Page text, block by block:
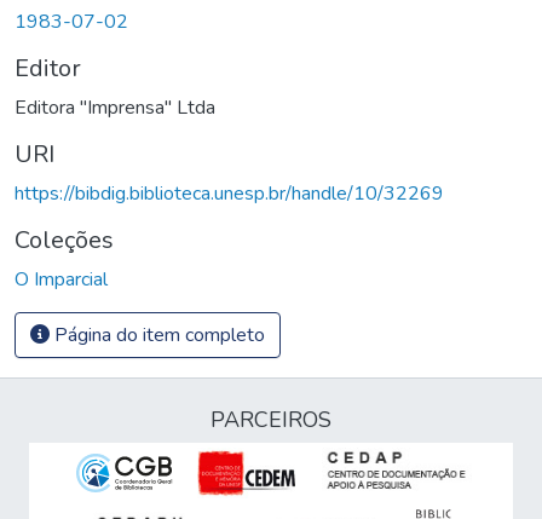
1983-07-02
Editor
Editora "Imprensa" Ltda
URI
https://bibdig.biblioteca.unesp.br/handle/10/32269
Coleções
O Imparcial
Página do item completo
PARCEIROS